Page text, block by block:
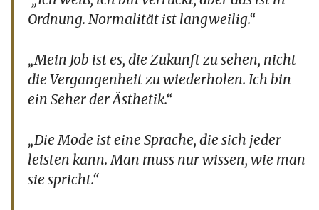
Ordnung. Normalität ist langweilig.“
„Mein Job ist es, die Zukunft zu sehen, nicht
die Vergangenheit zu wiederholen. Ich bin
ein Seher der Ästhetik.“
„Die Mode ist eine Sprache, die sich jeder
leisten kann. Man muss nur wissen, wie man
sie spricht.“